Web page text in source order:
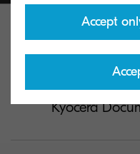
Kyocera
Accept